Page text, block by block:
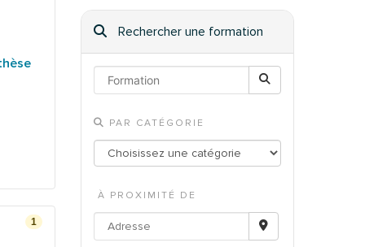
1
Rechercher une formation
PAR CATÉGORIE
À PROXIMITÉ DE